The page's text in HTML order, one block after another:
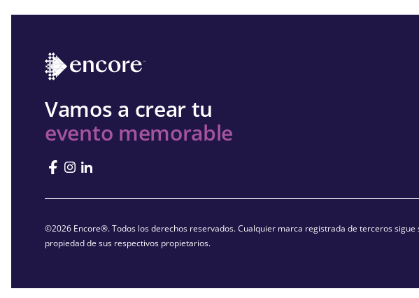
Vamos a crear tu
evento memorable
©2026 Encore®. Todos los derechos reservados. Cualquier marca registrada de terceros sigue
propiedad de sus respectivos propietarios.